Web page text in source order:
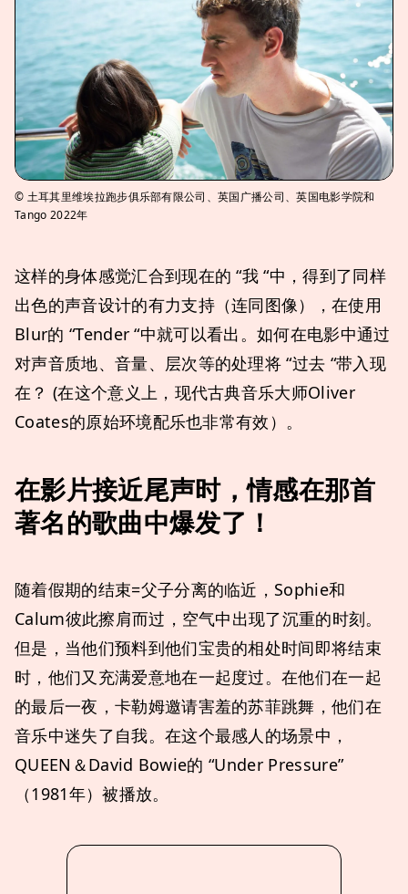
© 土耳其里维埃拉跑步俱乐部有限公司、英国广播公司、英国电影学院和
Tango 2022年
这样的身体感觉汇合到现在的 “我 “中，得到了同样
出色的声音设计的有力支持（连同图像），在使用
Blur的 “Tender “中就可以看出。如何在电影中通过
对声音质地、音量、层次等的处理将 “过去 “带入现
在？ (在这个意义上，现代古典音乐大师Oliver
Coates的原始环境配乐也非常有效）。
在影片接近尾声时，情感在那首
著名的歌曲中爆发了！
随着假期的结束=父子分离的临近，Sophie和
Calum彼此擦肩而过，空气中出现了沉重的时刻。
但是，当他们预料到他们宝贵的相处时间即将结束
时，他们又充满爱意地在一起度过。在他们在一起
的最后一夜，卡勒姆邀请害羞的苏菲跳舞，他们在
音乐中迷失了自我。在这个最感人的场景中，
QUEEN＆David Bowie的 “Under Pressure”
（1981年）被播放。